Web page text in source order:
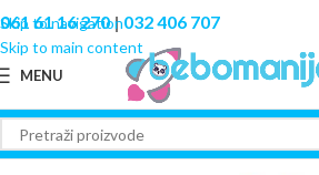
Skip to navigation
Skip to main content
061 61 16 270|032 406 707
MENU